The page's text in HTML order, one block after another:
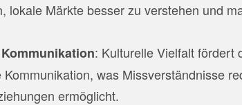
lokale Märkte besser zu verstehen und
: Kulturelle Vielfalt fördert
Kommunikation, was Missverständnisse
ermöglicht.